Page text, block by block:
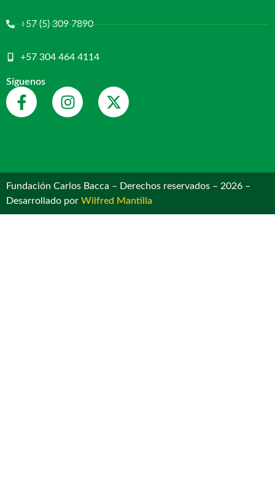
+57 (5) 309 7890
+57 304 464 4114
Síguenos
Fundación Carlos Bacca – Derechos reservados – 2026 –
Desarrollado por Wilfred Mantilla